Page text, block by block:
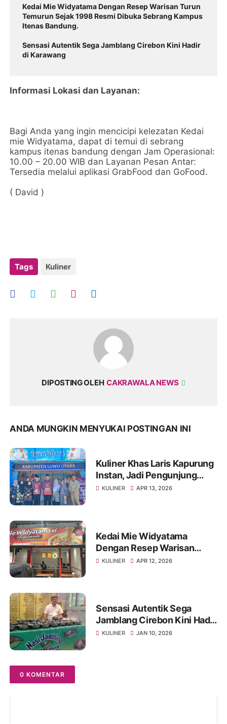
Kedai Mie Widyatama Dengan Resep Warisan Turun
Temurun Sejak 1998 Resmi Dibuka Sebrang Kampus
Itenas Bandung.
Sensasi Autentik Sega Jamblang Cirebon Kini Hadir
di Karawang
Informasi Lokasi dan Layanan:
Bagi Anda yang ingin mencicipi kelezatan Kedai
mie Widyatama, dapat di temui di sebrang
kampus itenas bandung dengan Jam Operasional:
10.00 – 20.00 WIB dan Layanan Pesan Antar:
Tersedia melalui aplikasi GrabFood dan GoFood.
( David )
Tags Kuliner
DIPOSTING OLEH CAKRAWALA NEWS
ANDA MUNGKIN MENYUKAI POSTINGAN INI
Kuliner Khas Laris Kapurung
Instan, Jadi Pengunjung
Terbanyak di Stand UMKM
KULINER APR 13, 2026
Kedai Mie Widyatama
Dengan Resep Warisan
Turun Temurun Sejak 1998
KULINER APR 12, 2026
Sensasi Autentik Sega
Jamblang Cirebon Kini Hadir
di Karawang
KULINER JAN 10, 2026
0 KOMENTAR